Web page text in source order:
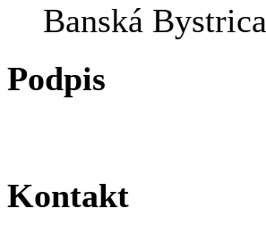
Banská Bystrica
Podpis
Kontakt